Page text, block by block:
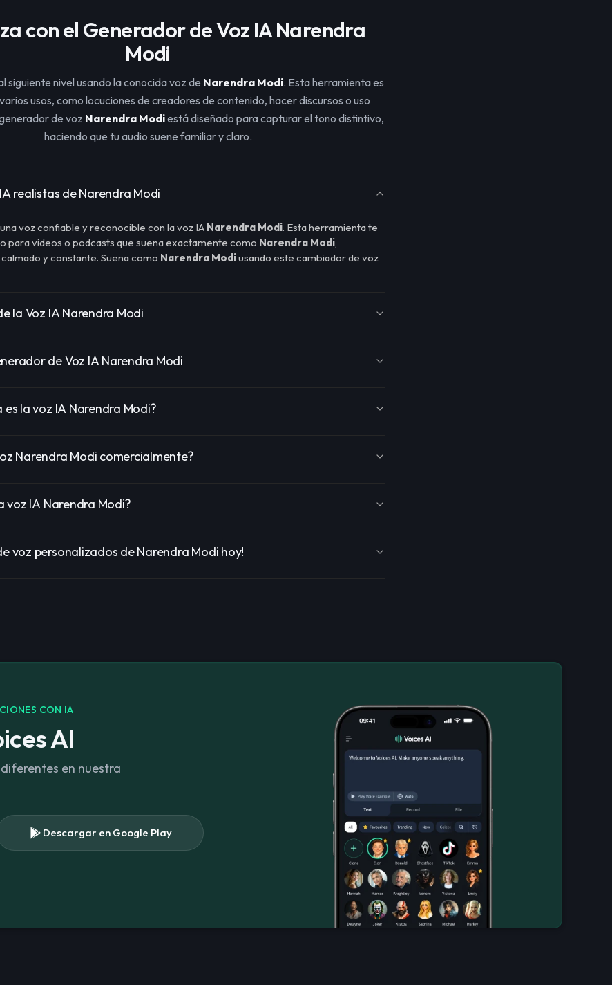
con el Generador de Voz IA Narendra
Modi
siguiente nivel usando la conocida voz de Narendra Modi. Esta herramienta es
usos, como locuciones de creadores de contenido, hacer discursos o uso
de voz Narendra Modiestá diseñado para capturar el tono distintivo,
haciendo que tu audio suene familiar y claro.
realistas de Narendra Modi
voz confiable y reconocible con la voz IA Narendra Modi. Esta herramienta te
para videos o podcasts que suena exactamente como Narendra Modi,
y constante. Suena como Narendra Modiusando este cambiador de voz
la Voz IA Narendra Modi
de Voz IA Narendra Modi
es la voz IA Narendra Modi?
Narendra Modi comercialmente?
voz IA Narendra Modi?
voz personalizados de Narendra Modi hoy!
CON IA
AI
en nuestra
Descargar en Google Play